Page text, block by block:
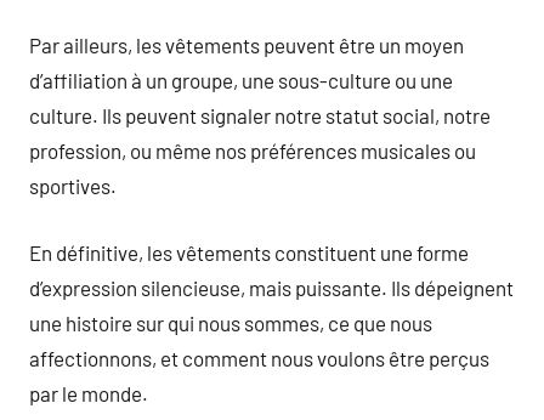
Par ailleurs, les vêtements peuvent être un moyen
d’affiliation à un groupe, une sous-culture ou une
culture. Ils peuvent signaler notre statut social, notre
profession, ou même nos préférences musicales ou
sportives.
En définitive, les vêtements constituent une forme
d’expression silencieuse, mais puissante. Ils dépeignent
une histoire sur qui nous sommes, ce que nous
affectionnons, et comment nous voulons être perçus
par le monde.